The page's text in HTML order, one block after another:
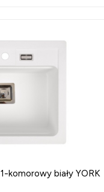
komorowy biały YORK